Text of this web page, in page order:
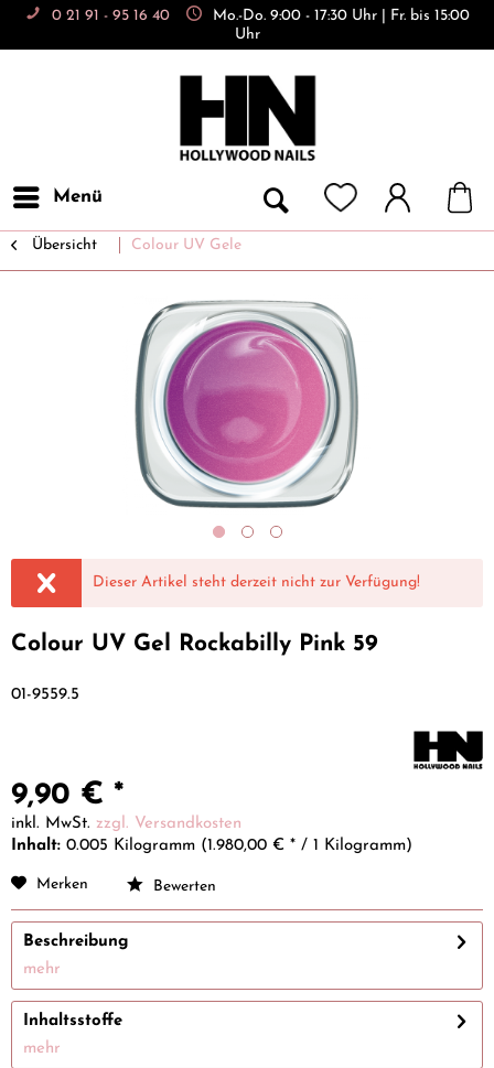
0 21 91 - 95 16 40
Mo.-Do. 9:00 - 17:30 Uhr | Fr. bis 15:00
Uhr
Menü
Übersicht Colour UV Gele
Dieser Artikel steht derzeit nicht zur Verfügung!
Colour UV Gel Rockabilly Pink 59
01-9559.5
9,90 € *
inkl. MwSt. zzgl. Versandkosten
Inhalt: 0.005 Kilogramm (1.980,00 € * / 1 Kilogramm)
Merken Bewerten
Beschreibung
mehr
Inhaltsstoffe
mehr